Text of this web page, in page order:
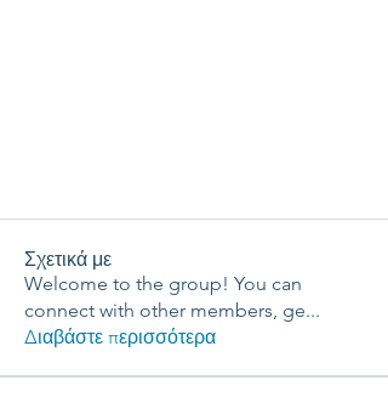
Σχετικά με
Welcome to the group! You can
connect with other members, ge...
Διαβάστε περισσότερα